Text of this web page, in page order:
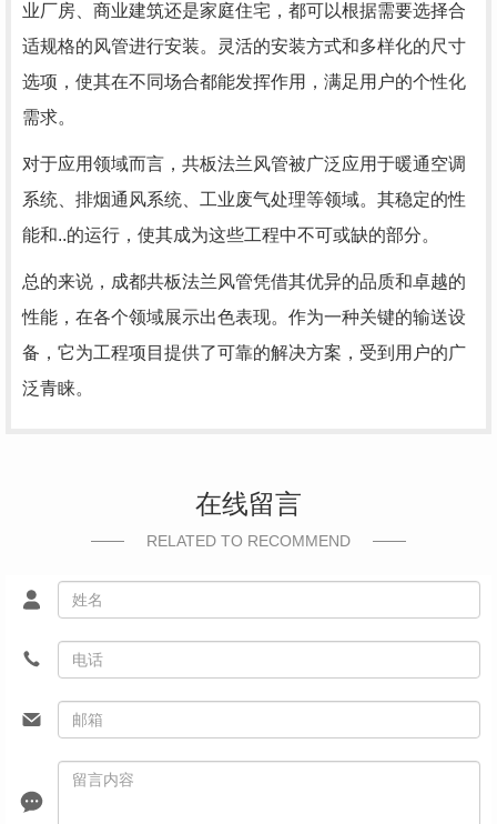
业厂房、商业建筑还是家庭住宅，都可以根据需要选择合
适规格的风管进行安装。灵活的安装方式和多样化的尺寸
选项，使其在不同场合都能发挥作用，满足用户的个性化
需求。
对于应用领域而言，共板法兰风管被广泛应用于暖通空调
系统、排烟通风系统、工业废气处理等领域。其稳定的性
能和..的运行，使其成为这些工程中不可或缺的部分。
总的来说，成都共板法兰风管凭借其优异的品质和卓越的
性能，在各个领域展示出色表现。作为一种关键的输送设
备，它为工程项目提供了可靠的解决方案，受到用户的广
泛青睐。
在线留言
RELATED TO RECOMMEND